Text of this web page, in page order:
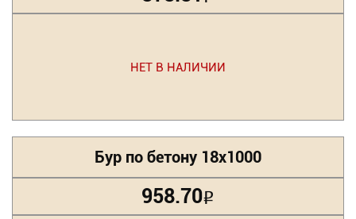
НЕТ В НАЛИЧИИ
Бур по бетону 18х1000
958.70Р